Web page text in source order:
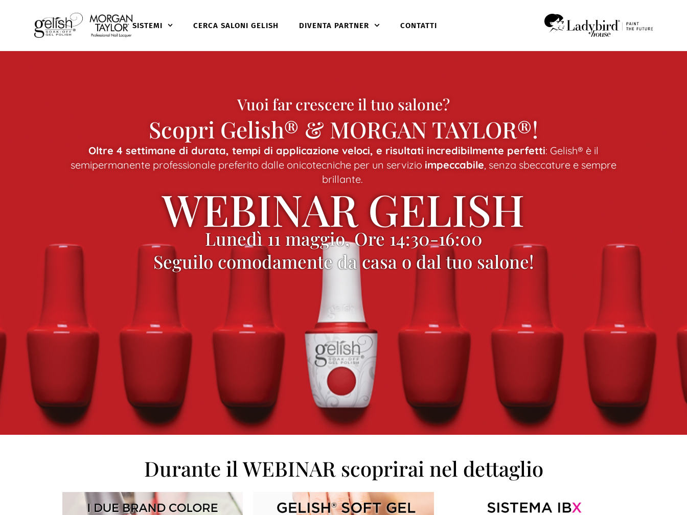
SISTEMI CERCA SALONI GELISH DIVENTA PARTNER CONTATTI
Vuoi far crescere il tuo salone?
Scopri Gelish® & MORGAN TAYLOR®!
Oltre 4 settimane di durata, tempi di applicazione veloci, e risultati incredibilmente perfetti: Gelish® è il
semipermanente professionale preferito dalle onicotecniche per un servizio impeccabile, senza sbeccature e sempre
brillante.
WEBINAR GELISH
Lunedì 11 maggio, Ore 14:30-16:00
Seguilo comodamente da casa o dal tuo salone!
Durante il WEBINAR scoprirai nel dettaglio